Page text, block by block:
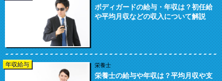
ボディガードの給与・年収は？初任給
や平均月収などの収入について解説
年収給与 栄養士
栄養士の給与や年収は？平均月収や支